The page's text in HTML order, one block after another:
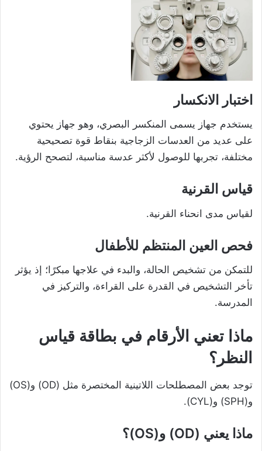
اختبار الانكسار
يستخدم جهاز يسمى المنكسر البصري، وهو جهاز يحتوي
على عديد من العدسات الزجاجية بنقاط قوة تصحيحية
مختلفة، تجربها للوصول لأكثر عدسة مناسبة، لتصحح الرؤية.
قياس القرنية
لقياس مدى انحناء القرنية.
فحص العين المنتظم للأطفال
للتمكن من تشخيص الحالة، والبدء في علاجها مبكرًا؛ إذ يؤثر
تأخر التشخيص في القدرة على القراءة، والتركيز في
المدرسة.
ماذا تعني الأرقام في بطاقة قياس
النظر؟
توجد بعض المصطلحات اللاتينية المختصرة مثل (OD) و(OS)
و(SPH) و(CYL).
ماذا يعني (OD) و(OS)؟